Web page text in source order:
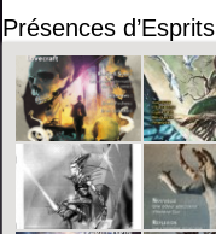
Présences d’Esprits